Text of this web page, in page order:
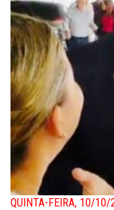
QUINTA-FEIRA, 10/10/